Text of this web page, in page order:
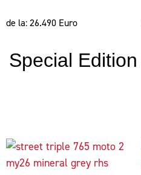
de la: 26.490 Euro
Special Edition